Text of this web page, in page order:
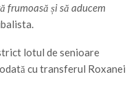
frumoasă și să aducem
lotul de senioare
cu transferul Roxanei